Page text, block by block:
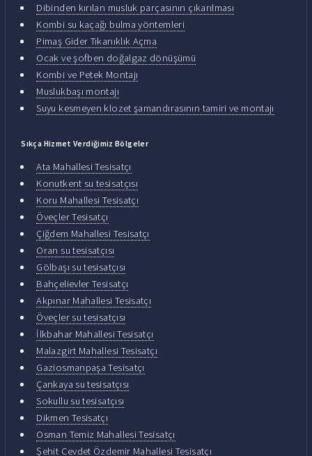
Dibinden kırılan musluk parçasının çıkarılması
Kombi su kaçağı bulma yöntemleri
Pimaş Gider Tıkanıklık Açma
Ocak ve şofben doğalgaz dönüşümü
Kombi ve Petek Montajı
Muslukbaşı montajı
Suyu kesmeyen klozet şamandırasının tamiri ve montajı
Sıkça Hizmet Verdiğimiz Bölgeler
Ata Mahallesi Tesisatçı
Konutkent su tesisatçısı
Koru Mahallesi Tesisatçı
Öveçler Tesisatçı
Çiğdem Mahallesi Tesisatçı
Oran su tesisatçısı
Gölbaşı su tesisatçısı
Bahçelievler Tesisatçı
Akpınar Mahallesi Tesisatçı
Öveçler su tesisatçısı
İlkbahar Mahallesi Tesisatçı
Malazgirt Mahallesi Tesisatçı
Gaziosmanpaşa Tesisatçı
Çankaya su tesisatçısı
Sokullu su tesisatçısı
Dikmen Tesisatçı
Osman Temiz Mahallesi Tesisatçı
Şehit Cevdet Özdemir Mahallesi Tesisatçı